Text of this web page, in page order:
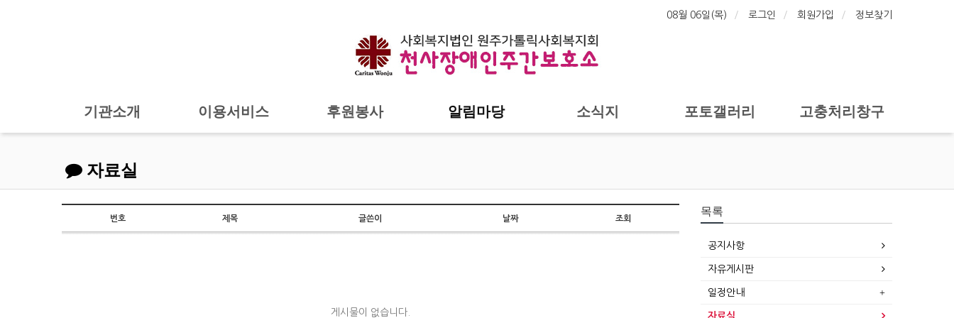
08월 06일(목) 로그인 회원가입 정보찾기
기관소개 이용서비스 후원봉사 알림마당 소식지 포토갤러리 고충처리창구
자료실
번호 제목 글쓴이 날짜 조회
게시물이 없습니다.
목록
공지사항
자유게시판
일정안내
자료실